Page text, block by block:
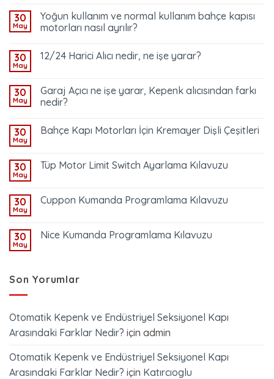
30
May
Yoğun kullanım ve normal kullanım bahçe kapısı
motorları nasıl ayrılır?
30
May
12/24 Harici Alıcı nedir, ne işe yarar?
30
May
Garaj Açıcı ne işe yarar, Kepenk alıcısından farkı
nedir?
30
May
Bahçe Kapı Motorları İçin Kremayer Dişli Çeşitleri
30
May
Tüp Motor Limit Switch Ayarlama Kılavuzu
30
May
Cuppon Kumanda Programlama Kılavuzu
30
May
Nice Kumanda Programlama Kılavuzu
Son Yorumlar
Otomatik Kepenk ve Endüstriyel Seksiyonel Kapı
Arasındaki Farklar Nedir? için admin
Otomatik Kepenk ve Endüstriyel Seksiyonel Kapı
Arasındaki Farklar Nedir? için Katırcıoglu